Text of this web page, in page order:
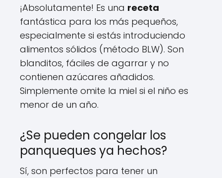
¡Absolutamente! Es una receta
fantástica para los más pequeños,
especialmente si estás introduciendo
alimentos sólidos (método BLW). Son
blanditos, fáciles de agarrar y no
contienen azúcares añadidos.
Simplemente omite la miel si el niño es
menor de un año.
¿Se pueden congelar los
panqueques ya hechos?
Sí, son perfectos para tener un